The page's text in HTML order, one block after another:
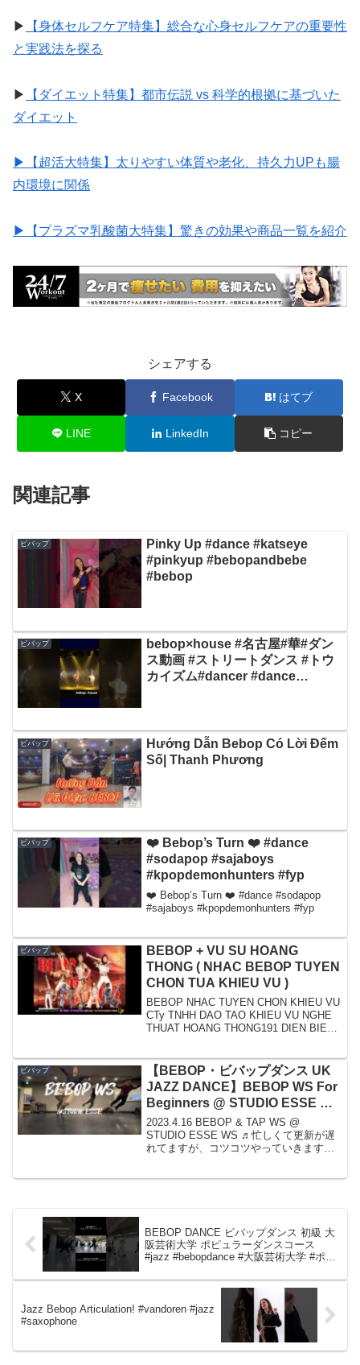
▶︎
【身体セルフケア特集】総合な心身セルフケアの重要性
と実践法を探る
▶︎
【ダイエット特集】都市伝説 vs 科学的根拠に基づいた
ダイエット
▶︎【超活大特集】太りやすい体質や老化、持久力UPも腸
内環境に関係
▶︎【プラズマ乳酸菌大特集】驚きの効果や商品一覧を紹介
シェアする
X Facebook はてブ
LINE LinkedIn コピー
関連記事
ビバップ
Pinky Up #dance #katseye
#pinkyup #bebopandbebe
#bebop
ビバップ
bebop×house #名古屋#華#ダン
ス動画 #ストリートダンス #トウ
カイズム#dancer #dance
ビバップ
Hướng Dẫn Bebop Có Lời Đếm
Số| Thanh Phương
ビバップ
❤️ Bebop’s Turn ❤️ #dance
#sodapop #sajaboys
#kpopdemonhunters #fyp
❤️ Bebop’s Turn ❤️ #dance #sodapop
#sajaboys #kpopdemonhunters #fyp
ビバップ
BEBOP + VU SU HOANG
THONG ( NHAC BEBOP TUYEN
CHON TUA KHIEU VU )
BEBOP NHAC TUYEN CHON KHIEU VU
CTy TNHH DAO TAO KHIEU VU NGHE
THUAT HOANG THONG191 DIEN BIEN
ビバップ
【BEBOP・ビバップダンス UK
JAZZ DANCE】BEBOP WS For
Beginners @ STUDIO ESSE ♬
2023.4.16
2023.4.16 BEBOP & TAP WS @
STUDIO ESSE WS ♬忙しくて更新が遅
れてますが、コツコツやっていきますー
BEBOP DANCE ビバップダンス 初級 大
阪芸術大学 ポピュラーダンスコース
#jazz #bebopdance #大阪芸術大学 #ポピ
Jazz Bebop Articulation! #vandoren #jazz
#saxophone